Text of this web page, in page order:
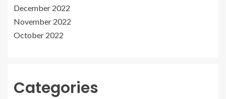
December 2022
November 2022
October 2022
Categories